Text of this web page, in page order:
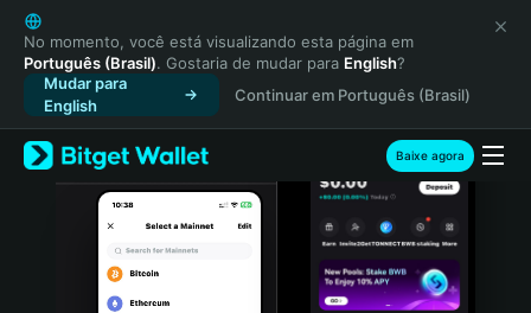
English
日本語
Tiếng Việt
Русский
Español (Latinoamérica)
Türkçe
Italiano
No momento, você está visualizando esta página em
Português (Brasil). Gostaria de mudar para English?
Mudar para
English
Continuar em Português (Brasil)
Baixe agora